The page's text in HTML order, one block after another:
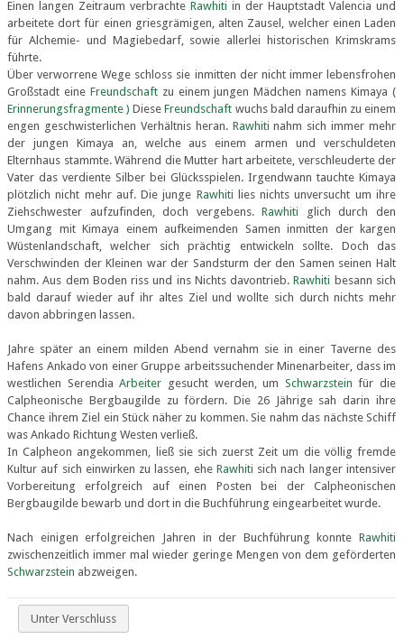
Einen langen Zeitraum verbrachte Rawhiti in der Hauptstadt Valencia und
arbeitete dort für einen griesgrämigen, alten Zausel, welcher einen Laden
für Alchemie- und Magiebedarf, sowie allerlei historischen Krimskrams
führte.
Über verworrene Wege schloss sie inmitten der nicht immer lebensfrohen
Großstadt eine Freundschaftzu einem jungen Mädchen namens Kimaya (
Erinnerungsfragmente ) DieseFreundschaft wuchs bald daraufhin zu einem
engen geschwisterlichen Verhältnis heran. Rawhiti nahm sich immer mehr
der jungen Kimaya an, welche aus einem armen und verschuldeten
Elternhaus stammte. Während die Mutter hart arbeitete, verschleuderte der
Vater das verdiente Silber bei Glücksspielen. Irgendwann tauchte Kimaya
plötzlich nicht mehr auf. Die junge Rawhiti lies nichts unversucht um ihre
Ziehschwester aufzufinden, doch vergebens.Rawhiti glich durch den
Umgang mit Kimaya einem aufkeimenden Samen inmitten der kargen
Wüstenlandschaft, welcher sich prächtig entwickeln sollte. Doch das
Verschwinden der Kleinen war der Sandsturm der den Samen seinen Halt
nahm. Aus dem Boden riss und ins Nichts davontrieb.Rawhiti besann sich
bald darauf wieder auf ihr altes Ziel und wollte sich durch nichts mehr
davon abbringen lassen.
Jahre später an einem milden Abend vernahm sie in einer Taverne des
Hafens Ankado von einer Gruppe arbeitssuchender Minenarbeiter, dass im
westlichen SerendiaArbeiter gesucht werden, um Schwarzstein für die
Calpheonische Bergbaugilde zu fördern. Die 26 Jährige sah darin ihre
Chance ihrem Ziel ein Stück näher zu kommen. Sie nahm das nächste Schiff
was Ankado Richtung Westen verließ.
In Calpheon angekommen, ließ sie sich zuerst Zeit um die völlig fremde
Kultur auf sich einwirken zu lassen, ehe Rawhiti sich nach langer intensiver
Vorbereitung erfolgreich auf einen Posten bei der Calpheonischen
Bergbaugilde bewarb und dort in die Buchführung eingearbeitet wurde.
Nach einigen erfolgreichen Jahren in der Buchführung konnte Rawhiti
zwischenzeitlich immer mal wieder geringe Mengen von dem geförderten
Schwarzstein abzweigen.
Unter Verschluss